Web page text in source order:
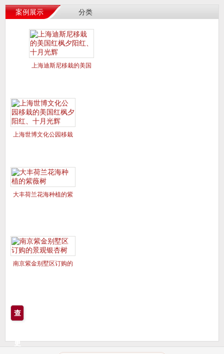
案例展示 分类
上海迪斯尼移栽的美国
上海世博文化公园移栽
大丰荷兰花海种植的紫
南京紫金别墅区订购的
查
更